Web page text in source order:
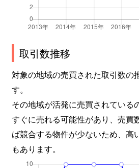
取引数推移
対象の地域の売買された取引数の
す。
その地域が活発に売買されている
すぐに売れる可能性があり、売買
ば競合する物件が少ないため、高
もあります。